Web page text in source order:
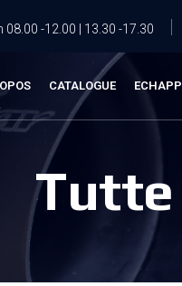
08.00 -12.00 | 13.30 -17.30
CATALOGUE